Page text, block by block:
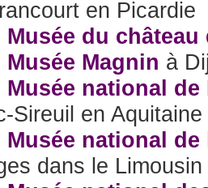
en Picardie
Musée du
Musée Magnin à
Musée national
Sireuil en Aquitaine
Musée national
dans le Limousin